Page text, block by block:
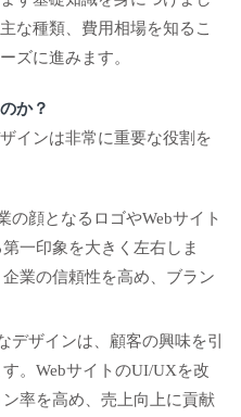
な種類、費用相場を知るこ
ズに進みます。
か？
インは非常に重要な役割を
の顔となるロゴやWebサイト
一印象を大きく左右しま
業の信頼性を高め、ブラン
デザインは、顧客の興味を引
。WebサイトのUI/UXを改
率を高め、売上向上に貢献